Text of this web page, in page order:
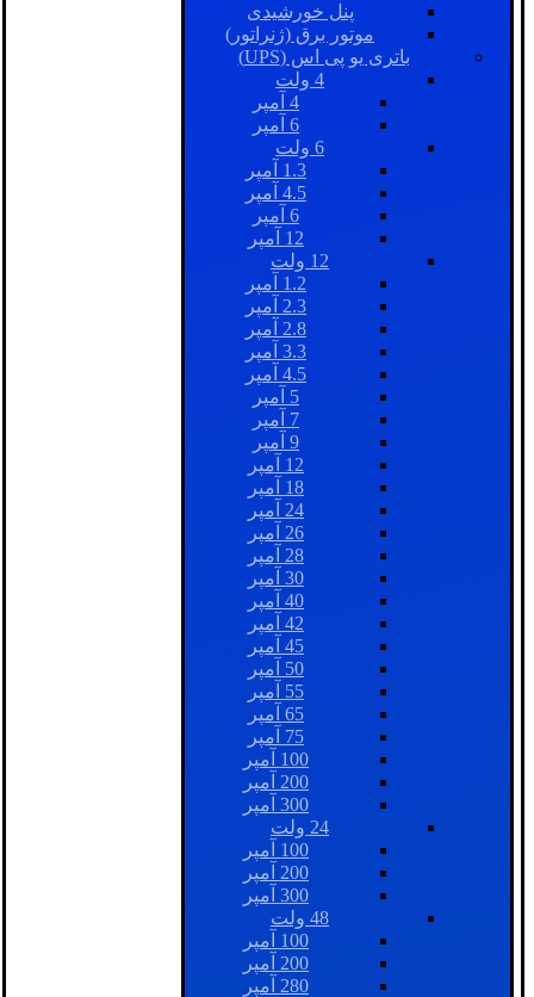
پنل خورشیدی
موتور برق (ژنراتور)
باتری یو پی اس (UPS)
4 ولت
4 آمپر
6 آمپر
6 ولت
1.3 آمپر
4.5 آمپر
6 آمپر
12 آمپر
12 ولت
1.2 آمپر
2.3 آمپر
2.8 آمپر
3.3 آمپر
4.5 آمپر
5 آمپر
7 آمپر
9 آمپر
12 آمپر
18 آمپر
24 آمپر
26 آمپر
28 آمپر
30 آمپر
40 آمپر
42 آمپر
45 آمپر
50 آمپر
55 آمپر
65 آمپر
75 آمپر
100 آمپر
200 آمپر
300 آمپر
24 ولت
100 آمپر
200 آمپر
300 آمپر
48 ولت
100 آمپر
200 آمپر
280 آمپر